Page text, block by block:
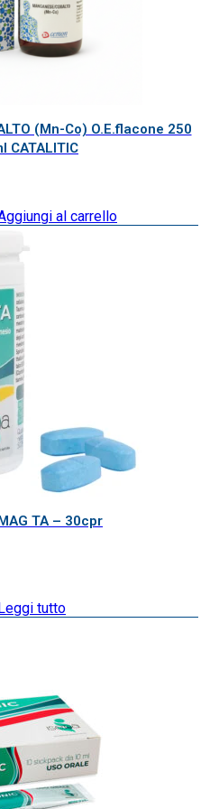
(Mn-Co) O.E.flacone 250
CATALITIC
al carrello
TA – 30cpr
tutto